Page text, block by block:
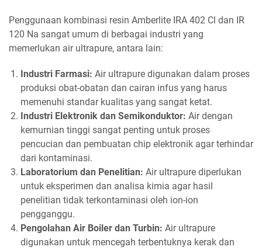
Penggunaan kombinasi resin Amberlite IRA 402 Cl dan IR
120 Na sangat umum di berbagai industri yang
memerlukan air ultrapure, antara lain:
Industri Farmasi: Air ultrapure digunakan dalam proses
produksi obat-obatan dan cairan infus yang harus
memenuhi standar kualitas yang sangat ketat.
Industri Elektronik dan Semikonduktor: Air dengan
kemurnian tinggi sangat penting untuk proses
pencucian dan pembuatan chip elektronik agar terhindar
dari kontaminasi.
Laboratorium dan Penelitian: Air ultrapure diperlukan
untuk eksperimen dan analisa kimia agar hasil
penelitian tidak terkontaminasi oleh ion-ion
pengganggu.
Pengolahan Air Boiler dan Turbin: Air ultrapure
digunakan untuk mencegah terbentuknya kerak dan